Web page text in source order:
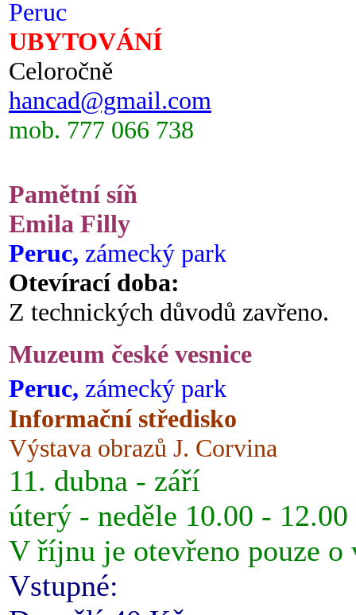
Peruc
UBYTOVÁNÍ
Celoročně
hancad@gmail.com
mob. 777 066 738
Pamětní síň
Emila Filly
Peruc, zámecký park
Otevírací doba:
Z technických důvodů zavřeno.
Muzeum české vesnice
Peruc, zámecký park
Informační středisko
Výstava obrazů J. Corvina
11. dubna - září
úterý - neděle 10.00 -
V říjnu je otevřeno pouze o
Vstupné: